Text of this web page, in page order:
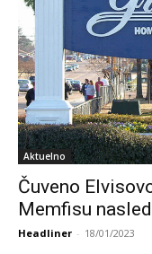
Aktuelno
Čuveno
Memfisu
Headliner - 18/01/2023